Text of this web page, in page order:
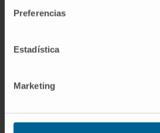
Preferencias
Estadística
Marketing
Real Academia Española.
Manual MSD (versión
radioterapia
Medicina de EE. UU.).